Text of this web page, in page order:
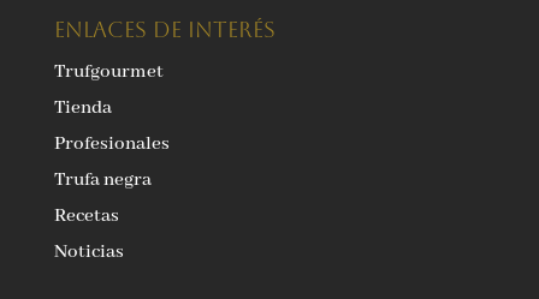
ENLACES DE INTERÉS
Trufgourmet
Tienda
Profesionales
Trufa negra
Recetas
Noticias